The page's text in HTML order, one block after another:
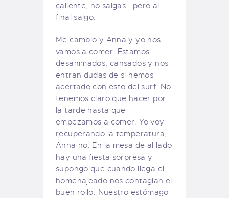
caliente, no salgas… pero al
final salgo.
Me cambio y Anna y yo nos
vamos a comer. Estamos
desanimados, cansados y nos
entran dudas de si hemos
acertado con esto del surf. No
tenemos claro que hacer por
la tarde hasta que
empezamos a comer. Yo voy
recuperando la temperatura,
Anna no. En la mesa de al lado
hay una fiesta sorpresa y
supongo que cuando llega el
homenajeado nos contagian el
buen rollo. Nuestro estómago